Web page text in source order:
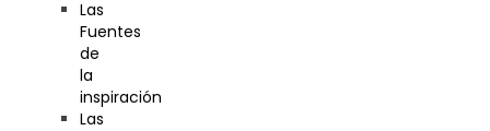
Las
Fuentes
de
la
inspiración
Las